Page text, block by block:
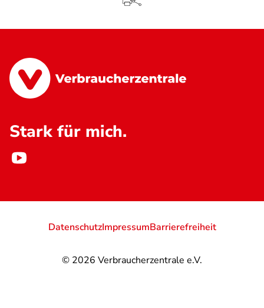
Stark für mich.
© 2026 Verbraucherzentrale e.V.
DatenschutzImpressumBarrierefreiheit